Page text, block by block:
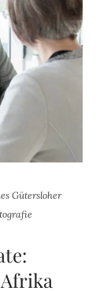
Gütersloher